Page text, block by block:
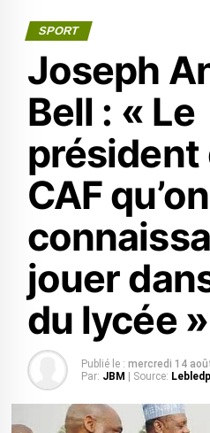
SPORT
Joseph
Bell : « Le
président
CAF qu’on
jouer
du lycée »
Publié le : mercredi 14
Par: JBM | Source: